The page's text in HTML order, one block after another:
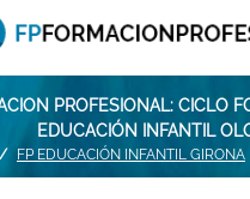
PROFESIONAL: CICLO
EDUCACIÓN INFANTIL
FP EDUCACIÓN INFANTIL GIRONA